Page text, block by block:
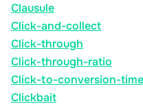
Clausule
Click-and-collect
Click-through
Click-through-ratio
Click-to-conversion-time
Clickbait